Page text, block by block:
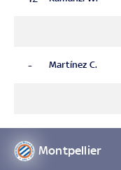
- Martínez C.
Montpellier